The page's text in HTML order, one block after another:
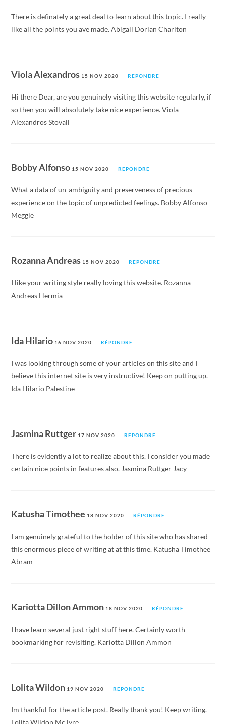
There is definately a great deal to learn about this topic. I really
like all the points you ave made. Abigail Dorian Charlton
Viola Alexandros 15 NOV 2020 RÉPONDRE
Hi there Dear, are you genuinely visiting this website regularly, if
so then you will absolutely take nice experience. Viola
Alexandros Stovall
Bobby Alfonso 15 NOV 2020 RÉPONDRE
What a data of un-ambiguity and preserveness of precious
experience on the topic of unpredicted feelings. Bobby Alfonso
Meggie
Rozanna Andreas 15 NOV 2020 RÉPONDRE
I like your writing style really loving this website. Rozanna
Andreas Hermia
Ida Hilario 16 NOV 2020 RÉPONDRE
I was looking through some of your articles on this site and I
believe this internet site is very instructive! Keep on putting up.
Ida Hilario Palestine
Jasmina Ruttger 17 NOV 2020 RÉPONDRE
There is evidently a lot to realize about this. I consider you made
certain nice points in features also. Jasmina Ruttger Jacy
Katusha Timothee 18 NOV 2020 RÉPONDRE
I am genuinely grateful to the holder of this site who has shared
this enormous piece of writing at at this time. Katusha Timothee
Abram
Kariotta Dillon Ammon 18 NOV 2020 RÉPONDRE
I have learn several just right stuff here. Certainly worth
bookmarking for revisiting. Kariotta Dillon Ammon
Lolita Wildon 19 NOV 2020 RÉPONDRE
Im thankful for the article post. Really thank you! Keep writing.
Lolita Wildon McTyre